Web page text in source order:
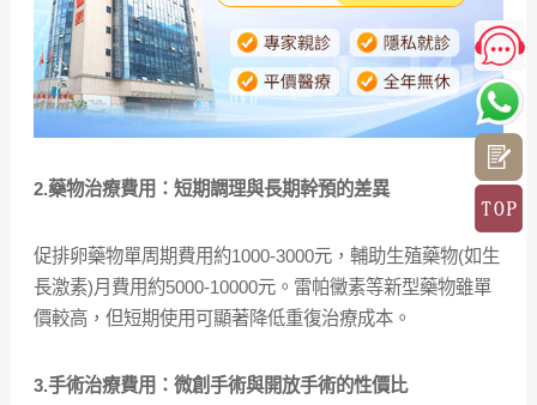
2.藥物治療費用：短期調理與長期幹預的差異
促排卵藥物單周期費用約1000-3000元，輔助生殖藥物(如生
長激素)月費用約5000-10000元。雷帕黴素等新型藥物雖單
價較高，但短期使用可顯著降低重復治療成本。
3.手術治療費用：微創手術與開放手術的性價比